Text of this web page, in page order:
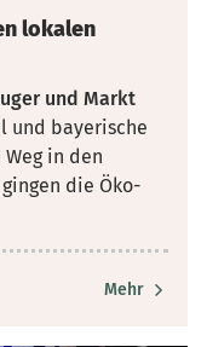
lokalen
und Markt
und bayerische
in den
die Öko-
Mehr